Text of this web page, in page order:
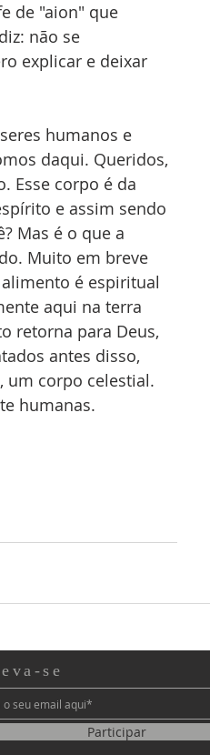
de "aion" que
não se
explicar e deixar
humanos e
daqui. Queridos,
Esse corpo é da
e assim sendo
Mas é o que a
Muito em breve
é espiritual
aqui na terra
retorna para Deus,
antes disso,
um corpo celestial.
humanas.
se
Participar